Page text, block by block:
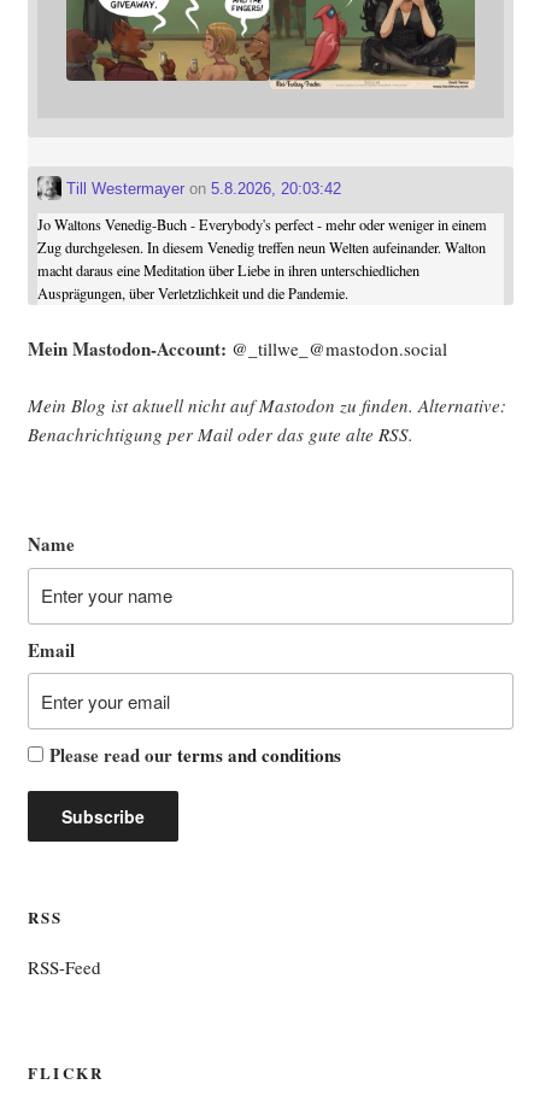
Till Westermayeron 5.8.2026, 20:03:42
Jo Waltons Venedig-Buch - Everybody's perfect - mehr oder weniger in einem
Zug durchgelesen. In diesem Venedig treffen neun Welten aufeinander. Walton
macht daraus eine Meditation über Liebe in ihren unterschiedlichen
Ausprägungen, über Verletzlichkeit und die Pandemie.
Mein Mast­o­don-Account: @_tillwe_@mastodon.social
Mein Blog ist aktu­ell nicht auf Mast­o­don zu fin­den. Alter­na­ti­ve:
Benach­rich­ti­gung per Mail oder das gute alte RSS.
Name
Email
Please read ourterms and conditions
RSS
RSS-Feed
FLICKR